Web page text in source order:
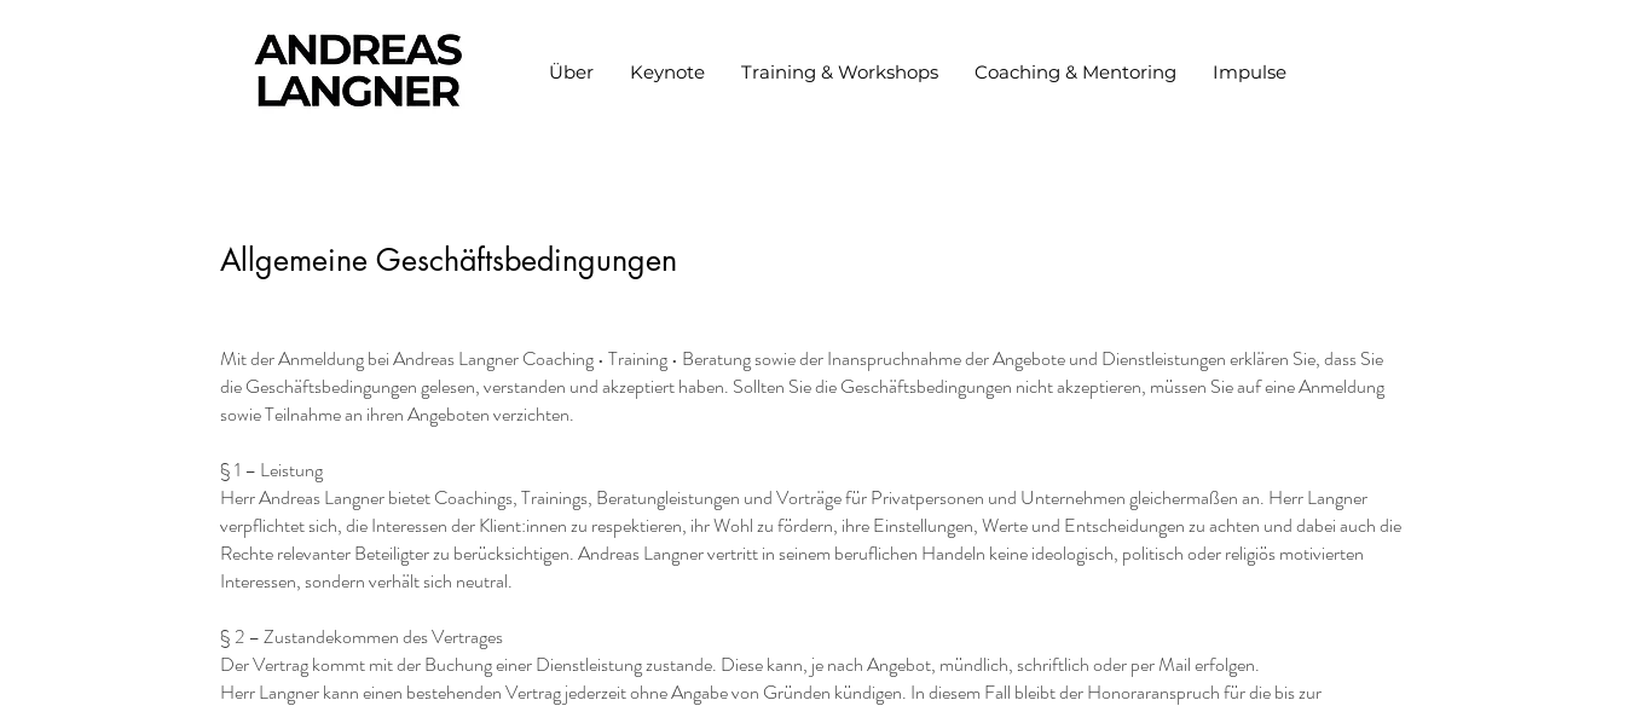
Über Keynote Training & Workshops Coaching & Mentoring Impulse
Allgemeine Geschäftsbedingungen
Mit der Anmeldung bei Andreas Langner Coaching • Training • Beratung sowie der Inanspruchnahme der Angebote und Dienstleistungen erklären Sie, dass Sie
die Geschäftsbedingungen gelesen, verstanden und akzeptiert haben. Sollten Sie die Geschäftsbedingungen nicht akzeptieren, müssen Sie auf eine Anmeldung
sowie Teilnahme an ihren Angeboten verzichten.
§ 1 – Leistung
Herr Andreas Langner bietet Coachings, Trainings, Beratungleistungen und Vorträge für Privatpersonen und Unternehmen gleichermaßen an. Herr Langner
verpflichtet sich, die Interessen der Klient:innen zu respektieren, ihr Wohl zu fördern, ihre Einstellungen, Werte und Entscheidungen zu achten und dabei auch die
Rechte relevanter Beteiligter zu berücksichtigen. Andreas Langner vertritt in seinem beruflichen Handeln keine ideologisch, politisch oder religiös motivierten
Interessen, sondern verhält sich neutral.
§ 2 – Zustandekommen des Vertrages
Der Vertrag kommt mit der Buchung einer Dienstleistung zustande. Diese kann, je nach Angebot, mündlich, schriftlich oder per Mail erfolgen.
Herr Langner kann einen bestehenden Vertrag jederzeit ohne Angabe von Gründen kündigen. In diesem Fall bleibt der Honoraranspruch für die bis zur